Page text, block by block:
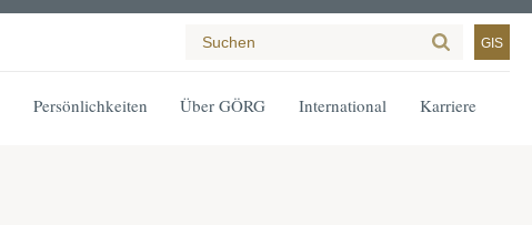
GIS
Persönlichkeiten Über GÖRG International Karriere